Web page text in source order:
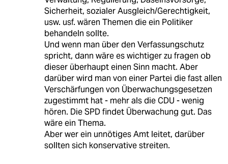
Sicherheit, sozialer Ausgleich/Gerechtigkeit,
usw. usf. wären Themen die ein Politiker
behandeln sollte.
Und wenn man über den Verfassungschutz
spricht, dann wäre es wichtiger zu fragen ob
dieser überhaupt einen Sinn macht. Aber
darüber wird man von einer Partei die fast allen
Verschärfungen von Überwachungsgesetzen
zugestimmt hat - mehr als die CDU - wenig
hören. Die SPD findet Überwachung gut. Das
wäre ein Thema.
Aber wer ein unnötiges Amt leitet, darüber
sollten sich konservative streiten.